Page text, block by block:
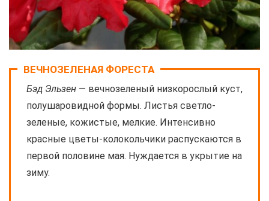
ВЕЧНОЗЕЛЕНАЯ ФОРЕСТА
Бэд Эльзен — вечнозеленый низкорослый куст,
полушаровидной формы. Листья светло-
зеленые, кожистые, мелкие. Интенсивно
красные цветы-колокольчики распускаются в
первой половине мая. Нуждается в укрытие на
зиму.